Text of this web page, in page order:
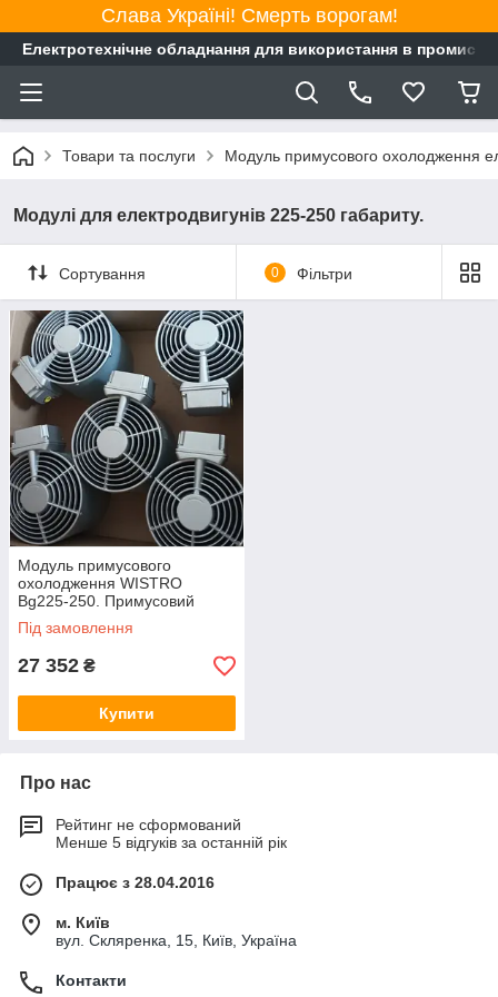
Слава Україні! Смерть ворогам!
Електротехнічне обладнання для використання в
Товари та послуги Модуль примусового охолодження
Модулі для електродвигунів 225-250 габариту.
Сортування 0 Фільтри
Модуль примусового
охолодження WISTRO
Bg225-250. Примусовий
обдув двигуна.
Під замовлення
27 352 ₴
Купити
Про нас
Рейтинг не сформований
Менше 5 відгуків за останній рік
Працює з 28.04.2016
м. Київ
вул. Скляренка, 15, Київ, Україна
Контакти